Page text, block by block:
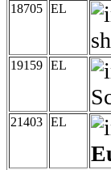
18705 EL
19159 EL
21403 EL